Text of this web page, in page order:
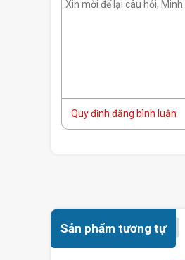
Quy định đăng bình luận
Sản phẩm tương tự